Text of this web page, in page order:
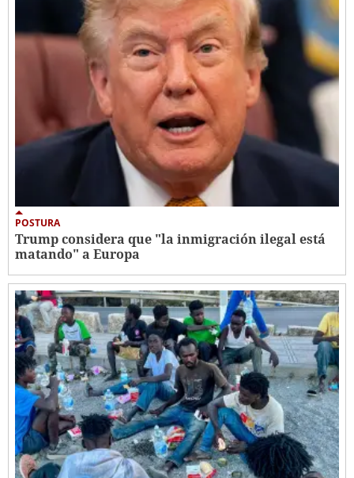
POSTURA
Trump considera que "la inmigración ilegal está
matando" a Europa